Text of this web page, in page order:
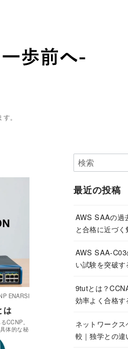
。
ENARSI
は
CCNP。
体的な秘
最近の投稿
AWS SAAの過
と合格に近づ
AWS SAA-C03
い試験を突破
9tutとは？
効率よく合格す
ネットワーク
較｜独学との違